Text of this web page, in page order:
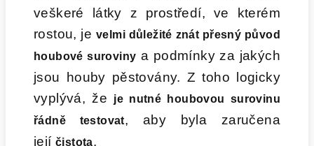
veškeré látky z prostředí, ve kterém
rostou, je velmi důležité znát přesný původ
houbové suroviny a podmínky za jakých
jsou houby pěstovány. Z toho logicky
vyplývá, že
je nutné houbovou surovinu
řádně testovat, aby byla zaručena
její čistota.